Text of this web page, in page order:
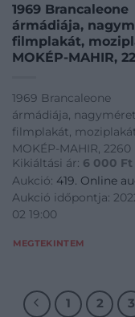
1969 Brancaleone
ármádiája,
filmplakát,
MOKÉP-MAHIR,
1969 Brancaleone
ármádiája,
filmplakát, moziplakát,
MOKÉP-MAHIR, 2260
hajtva, szélén kissé
81x56,5 cm<a
href="https://
papirregiseg-
Brancaleon
Kikiáltási ár: 6 000 Ft
Aukció: 419. Online
Aukció időpontja:
02 19:00
MEGTEKINTEM
1 2 3